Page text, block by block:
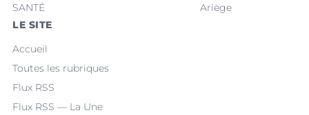
SANTÉ
Ariège
LE SITE
Accueil
Toutes les rubriques
Flux RSS
Flux RSS — La Une